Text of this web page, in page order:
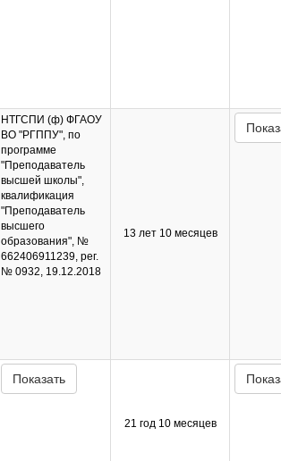
НТГСПИ (ф) ФГАОУ
ВО "РГППУ", по
программе
"Преподаватель
высшей школы",
квалификация
"Преподаватель
высшего
образования", №
662406911239, рег.
№ 0932, 19.12.2018
13 лет 10 месяцев
Показать
21 год 10 месяцев